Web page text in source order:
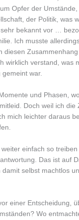
Opfer der
der Politik, was
bekannt vor …
Ich musste
diesen
wirklich verstand, was
gemeint war.
und Phasen,
Doch weil ich die
mich leichter daraus
einfach so
Das ist auf
selbst machtlos
einer Entscheidung,
Wo